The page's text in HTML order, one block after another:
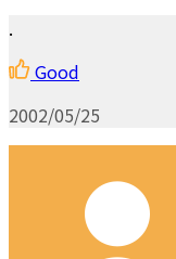
.
Good
2002/05/25